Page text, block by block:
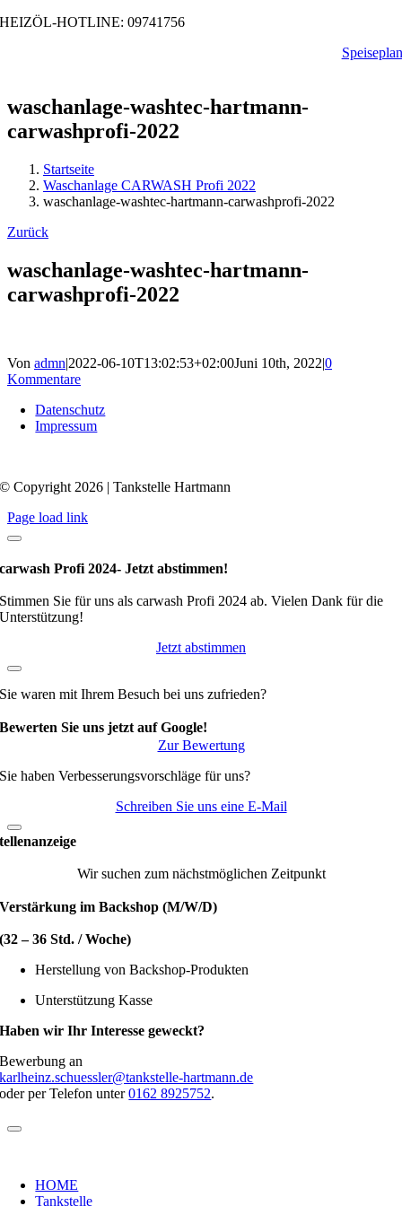
Zum
HEIZÖL-HOTLINE: 09741756
Speiseplan
waschanlage-washtec-hartmann-
carwashprofi-2022
Startseite
Waschanlage CARWASH Profi 2022
waschanlage-washtec-hartmann-carwashprofi-2022
Zurück
waschanlage-washtec-hartmann-
carwashprofi-2022
Von admn|2022-06-10T13:02:53+02:00Juni 10th, 2022|0
Kommentare
Datenschutz
Impressum
© Copyright 2026 | Tankstelle Hartmann
Page load link
carwash Profi 2024- Jetzt abstimmen!
Stimmen Sie für uns als carwash Profi 2024 ab. Vielen Dank für die
Unterstützung!
Jetzt abstimmen
Sie waren mit Ihrem Besuch bei uns zufrieden?
Bewerten Sie uns jetzt auf Google!
Zur Bewertung
Sie haben Verbesserungsvorschläge für uns?
Schreiben Sie uns eine E-Mail
Wir suchen zum nächstmöglichen Zeitpunkt
Verstärkung im Backshop (M/W/D)
(32 – 36 Std. / Woche)
Herstellung von Backshop-Produkten
Unterstützung Kasse
Haben wir Ihr Interesse geweckt?
Bewerbung an
karlheinz.schuessler@tankstelle-hartmann.de
oder per Telefon unter0162 8925752.
HOME
Tankstelle